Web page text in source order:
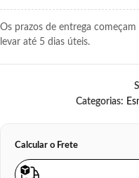
Os prazos de entrega
levar até 5 dias úteis.
Categorias:
Calcular o Frete